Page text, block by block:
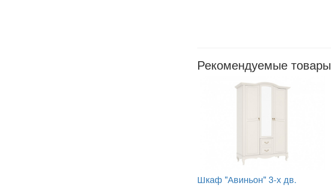
Рекомендуемые товары
Шкаф "Авиньон" 3-х дв.